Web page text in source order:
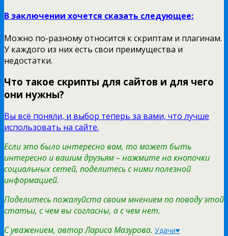
В заключении хочется сказать следующее:
Можно по-разному относится к скриптам и плагинам.
У каждого из них есть свои преимущества и
недостатки.
Что такое скрипты для сайтов и для чего
они нужны?
Вы всё поняли, и выбор теперь за вами, что лучше
использовать на сайте.
Если это было интересно вам, то может быть
интересно и вашим друзьям – нажмите на кнопочки
социальных сетей, поделитесь с ними полезной
информацией.
Поделитесь пожалуйста своим мнением по поводу этой
статьи, с чем вы согласны, а с чем нет.
С уважением, автор Лариса Мазурова. Удачи♥